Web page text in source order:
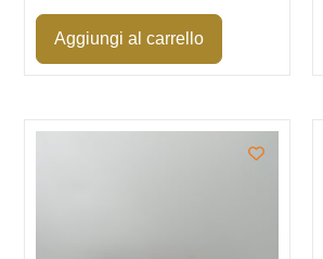
Aggiungi al carrello